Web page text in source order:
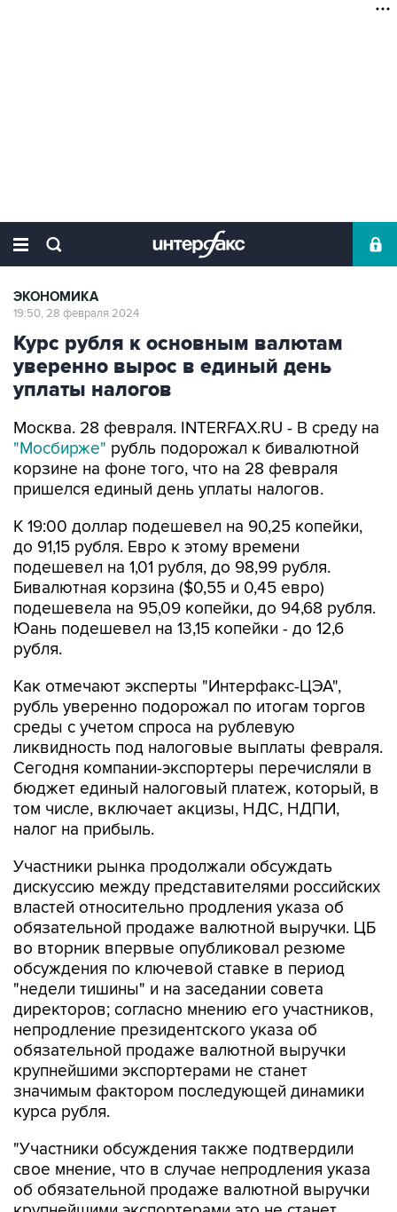
ЭКОНОМИКА
19:50, 28 февраля 2024
Курс рубля к основным валютам
уверенно вырос в единый день
уплаты налогов
Москва. 28 февраля. INTERFAX.RU - В среду на
"Мосбирже" рубль подорожал к бивалютной
корзине на фоне того, что на 28 февраля
пришелся единый день уплаты налогов.
К 19:00 доллар подешевел на 90,25 копейки,
до 91,15 рубля. Евро к этому времени
подешевел на 1,01 рубля, до 98,99 рубля.
Бивалютная корзина ($0,55 и 0,45 евро)
подешевела на 95,09 копейки, до 94,68 рубля.
Юань подешевел на 13,15 копейки - до 12,6
рубля.
Как отмечают эксперты "Интерфакс-ЦЭА",
рубль уверенно подорожал по итогам торгов
среды с учетом спроса на рублевую
ликвидность под налоговые выплаты февраля.
Сегодня компании-экспортеры перечисляли в
бюджет единый налоговый платеж, который, в
том числе, включает акцизы, НДС, НДПИ,
налог на прибыль.
Участники рынка продолжали обсуждать
дискуссию между представителями российских
властей относительно продления указа об
обязательной продаже валютной выручки. ЦБ
во вторник впервые опубликовал резюме
обсуждения по ключевой ставке в период
"недели тишины" и на заседании совета
директоров; согласно мнению его участников,
непродление президентского указа об
обязательной продаже валютной выручки
крупнейшими экспортерами не станет
значимым фактором последующей динамики
курса рубля.
"Участники обсуждения также подтвердили
свое мнение, что в случае непродления указа
об обязательной продаже валютной выручки